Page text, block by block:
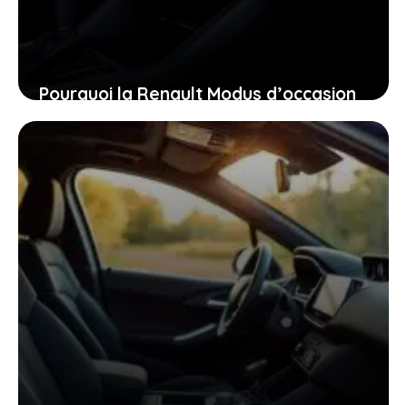
Pourquoi la Renault Modus d’occasion
pourrait bien être la voiture idéale
pour vous aujourd’hui
26 janvier 2026